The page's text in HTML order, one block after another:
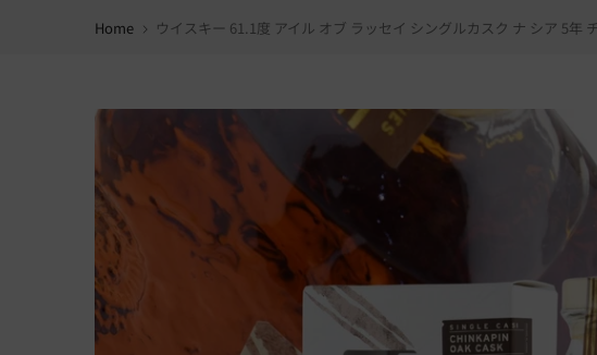
Home ウイスキー 61.1度 アイル オブ ラッセイ シングルカスク ナ シア 5年